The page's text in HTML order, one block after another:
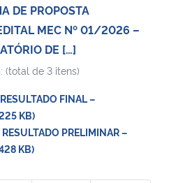
DE PROPOSTA
MEC Nº 01/2026 –
DE […]
(total de 3 itens)
FINAL –
KB)
PRELIMINAR –
KB)